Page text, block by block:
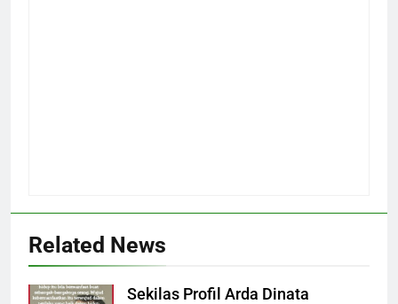
Related News
Sekilas Profil Arda Dinata